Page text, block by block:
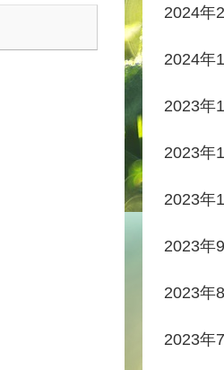
2024年
2024年
2023年
2023年
2023年
2023年
2023年
2023年